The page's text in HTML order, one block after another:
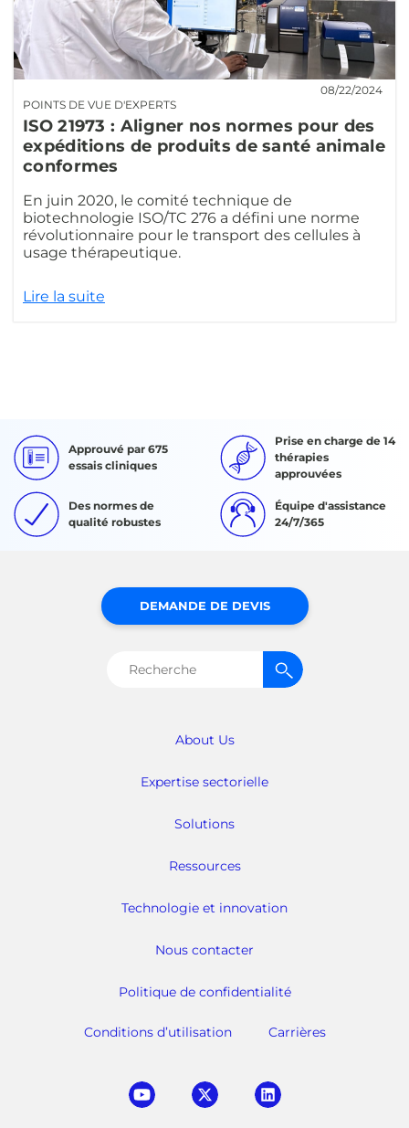
POINTS DE VUE D'EXPERTS
08/22/2024
ISO 21973 : Aligner nos normes pour des
expéditions de produits de santé animale
conformes
En juin 2020, le comité technique de
biotechnologie ISO/TC 276 a défini une norme
révolutionnaire pour le transport des cellules à
usage thérapeutique.
Lire la suite
Approuvé par 675
essais cliniques
Prise en charge de 14
thérapies
approuvées
Des normes de
qualité robustes
Équipe d'assistance
24/7/365
About Us
Expertise sectorielle
Solutions
Ressources
Technologie et innovation
Nous contacter
Politique de confidentialité
Conditions d’utilisation Carrières
DEMANDE DE DEVIS
Rechercher :